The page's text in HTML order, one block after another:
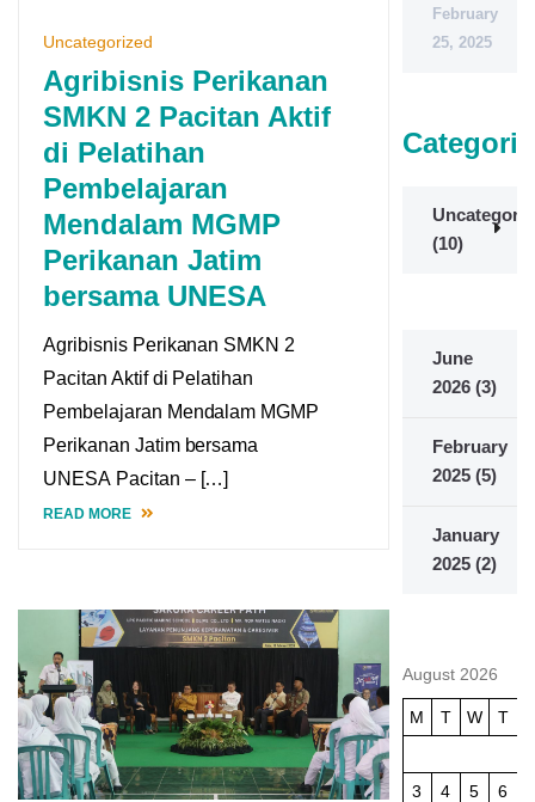
Uncategorized
Agribisnis Perikanan
SMKN 2 Pacitan Aktif
di Pelatihan
Pembelajaran
Mendalam MGMP
Perikanan Jatim
bersama UNESA
Agribisnis Perikanan SMKN 2
Pacitan Aktif di Pelatihan
Pembelajaran Mendalam MGMP
Perikanan Jatim bersama
UNESA Pacitan – […]
READ MORE
February
25, 2025
(10)
June
2026(3)
February
2025(5)
January
2025(2)
August 2026
M T W T
3 4 5 6